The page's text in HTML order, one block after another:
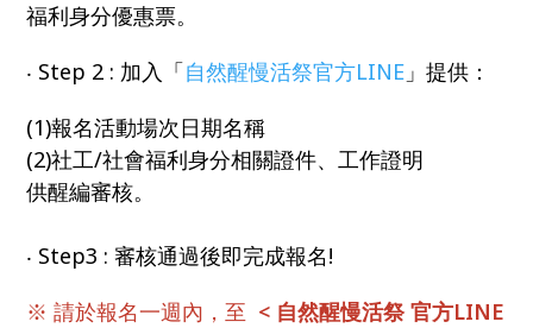
福利身分優惠票。
‧ Step 2 : 加入「自然醒慢活祭官方LINE 」提供：
(1)報名活動場次日期名稱
(2)社工/社會福利身分相關證件、工作證明
供醒編審核。
‧ Step3 : 審核通過後即完成報名!
※ 請於報名一週內，至 < 自然醒慢活祭 官方LINE